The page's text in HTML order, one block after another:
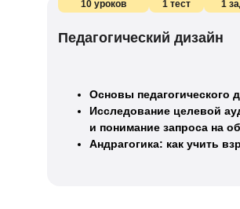
10 уроков 1 тест 1
Педагогический дизайн
Основы педагогического
Исследование целевой
и понимание запроса на
Андрагогика: как учить